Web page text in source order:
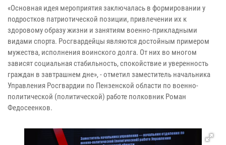
«Основная идея мероприятия заключалась в формировании у
подростков патриотической позиции, привлечении их к
здоровому образу жизни и занятиям военно-прикладными
видами спорта. Росгвардейцы являются достойным примером
мужества, исполнения воинского долга. От них во многом
зависят социальная стабильность, спокойствие и уверенность
граждан в завтрашнем дне», - отметил заместитель начальника
Управления Росгвардии по Пензенской области по военно-
политической (политической) работе полковник Роман
Федосеенков.